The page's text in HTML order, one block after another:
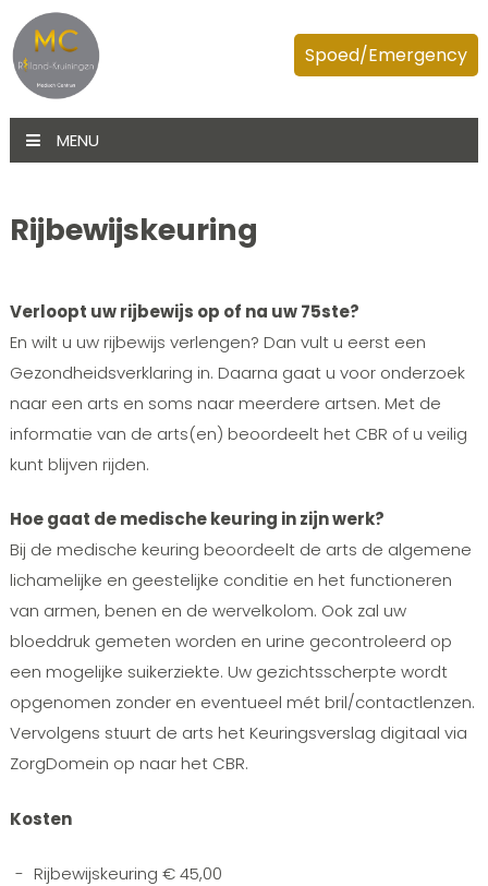
Spoed/Emergency
MENU
Rijbewijskeuring
Verloopt uw rijbewijs op of na uw 75ste?
En wilt u uw rijbewijs verlengen? Dan vult u eerst een
Gezondheidsverklaring in. Daarna gaat u voor onderzoek
naar een arts en soms naar meerdere artsen. Met de
informatie van de arts(en) beoordeelt het CBR of u veilig
kunt blijven rijden.
Hoe gaat de medische keuring in zijn werk?
Bij de medische keuring beoordeelt de arts de algemene
lichamelijke en geestelijke conditie en het functioneren
van armen, benen en de wervelkolom. Ook zal uw
bloeddruk gemeten worden en urine gecontroleerd op
een mogelijke suikerziekte. Uw gezichtsscherpte wordt
opgenomen zonder en eventueel mét bril/contactlenzen.
Vervolgens stuurt de arts het Keuringsverslag digitaal via
ZorgDomein op naar het CBR.
Kosten
Rijbewijskeuring € 45,00